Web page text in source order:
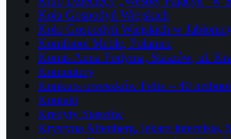
Koła Gospodyń Wiejskich
Koło Gospodyń Wiejskich w
Komfopol Meble, Połaniec
Komis Anna Podyma, Staszów, ul.
Komputery
Konkurs orzeszków Felix – 40
Kontakt
Kredyty Staszów
Krystyna Altenberg, lekarz internista,